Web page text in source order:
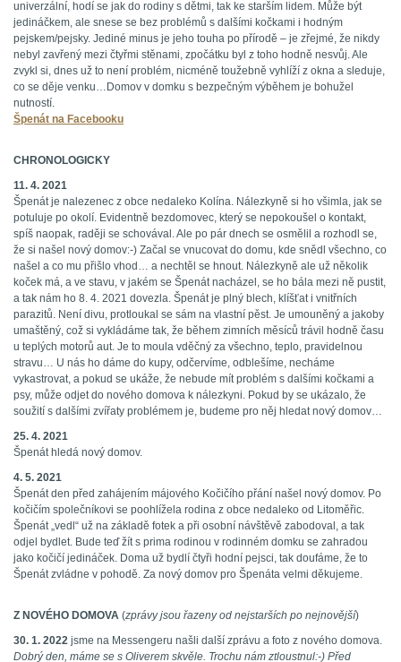
univerzální, hodí se jak do rodiny s dětmi, tak ke starším lidem. Může být
jedináčkem, ale snese se bez problémů s dalšími kočkami i hodným
pejskem/pejsky. Jediné minus je jeho touha po přírodě – je zřejmé, že nikdy
nebyl zavřený mezi čtyřmi stěnami, zpočátku byl z toho hodně nesvůj. Ale
zvykl si, dnes už to není problém, nicméně toužebně vyhlíží z okna a sleduje,
co se děje venku…Domov v domku s bezpečným výběhem je bohužel
nutností.
Špenát na Facebooku
CHRONOLOGICKY
11. 4. 2021
Špenát je nalezenec z obce nedaleko Kolína. Nálezkyně si ho všimla, jak se
potuluje po okolí. Evidentně bezdomovec, který se nepokoušel o kontakt,
spíš naopak, raději se schovával. Ale po pár dnech se osmělil a rozhodl se,
že si našel nový domov:-) Začal se vnucovat do domu, kde snědl všechno, co
našel a co mu přišlo vhod… a nechtěl se hnout. Nálezkyně ale už několik
koček má, a ve stavu, v jakém se Špenát nacházel, se ho bála mezi ně pustit,
a tak nám ho 8. 4. 2021 dovezla. Špenát je plný blech, klíšťat i vnitřních
parazitů. Není divu, protloukal se sám na vlastní pěst. Je umouněný a jakoby
umaštěný, což si vykládáme tak, že během zimních měsíců trávil hodně času
u teplých motorů aut. Je to moula vděčný za všechno, teplo, pravidelnou
stravu… U nás ho dáme do kupy, odčervíme, odblešíme, necháme
vykastrovat, a pokud se ukáže, že nebude mít problém s dalšími kočkami a
psy, může odjet do nového domova k nálezkyni. Pokud by se ukázalo, že
soužití s dalšími zvířaty problémem je, budeme pro něj hledat nový domov…
25. 4. 2021
Špenát hledá nový domov.
4. 5. 2021
Špenát den před zahájením májového Kočičího přání našel nový domov. Po
kočičím společníkovi se poohlížela rodina z obce nedaleko od Litoměřic.
Špenát „vedl“ už na základě fotek a při osobní návštěvě zabodoval, a tak
odjel bydlet. Bude teď žít s prima rodinou v rodinném domku se zahradou
jako kočičí jedináček. Doma už bydlí čtyři hodní pejsci, tak doufáme, že to
Špenát zvládne v pohodě. Za nový domov pro Špenáta velmi děkujeme.
Z NOVÉHO DOMOVA (zprávy jsou řazeny od nejstarších po nejnovější)
30. 1. 2022 jsme na Messengeru našli další zprávu a foto z nového domova.
Dobrý den, máme se s Oliverem skvěle. Trochu nám ztloustnul:-) Před